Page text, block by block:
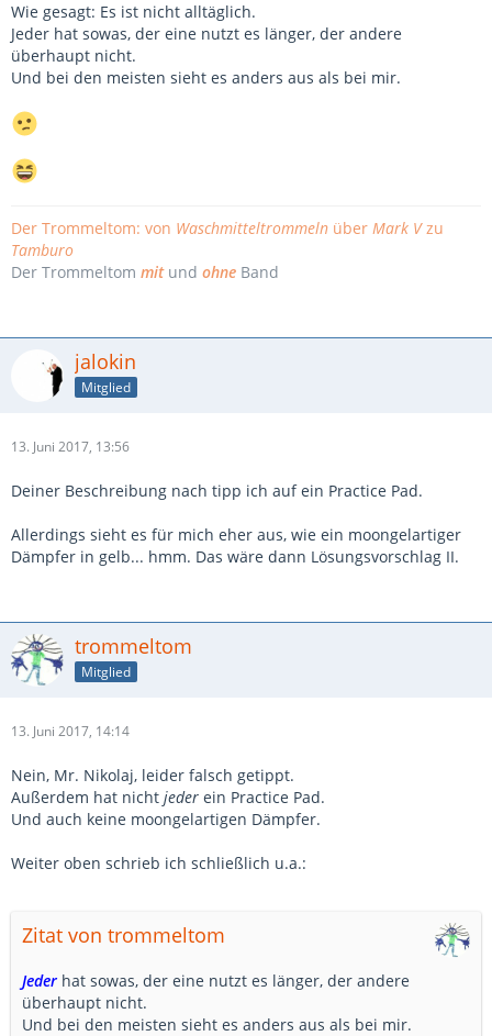
Wie gesagt: Es ist nicht alltäglich.
Jeder hat sowas, der eine nutzt es länger, der andere
überhaupt nicht.
Und bei den meisten sieht es anders aus als bei mir.
Der Trommeltom: von Waschmitteltrommeln über Mark Vzu
Tamburo
Der Trommeltom mitund ohne Band
jalokin
Mitglied
13. Juni 2017, 13:56
Deiner Beschreibung nach tipp ich auf ein Practice Pad.
Allerdings sieht es für mich eher aus, wie ein moongelartiger
Dämpfer in gelb... hmm. Das wäre dann Lösungsvorschlag II.
trommeltom
Mitglied
13. Juni 2017, 14:14
Nein, Mr. Nikolaj, leider falsch getippt.
Außerdem hat nicht jeder ein Practice Pad.
Und auch keine moongelartigen Dämpfer.
Weiter oben schrieb ich schließlich u.a.:
Zitat von trommeltom
Jeder hat sowas, der eine nutzt es länger, der andere
überhaupt nicht.
Und bei den meisten sieht es anders aus als bei mir.